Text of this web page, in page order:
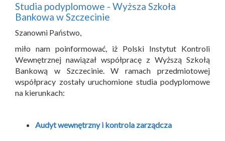
Studia podyplomowe - Wyższa Szkoła
Bankowa w Szczecinie
Szanowni Państwo,
miło nam poinformować, iż Polski Instytut Kontroli
Wewnętrznej nawiązał współpracę z Wyższą Szkołą
Bankową w Szczecinie. W ramach przedmiotowej
współpracy zostały uruchomione studia podyplomowe
na kierunkach:
Audyt wewnętrzny i kontrola zarządcza